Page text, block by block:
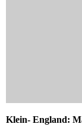
Klein- England: